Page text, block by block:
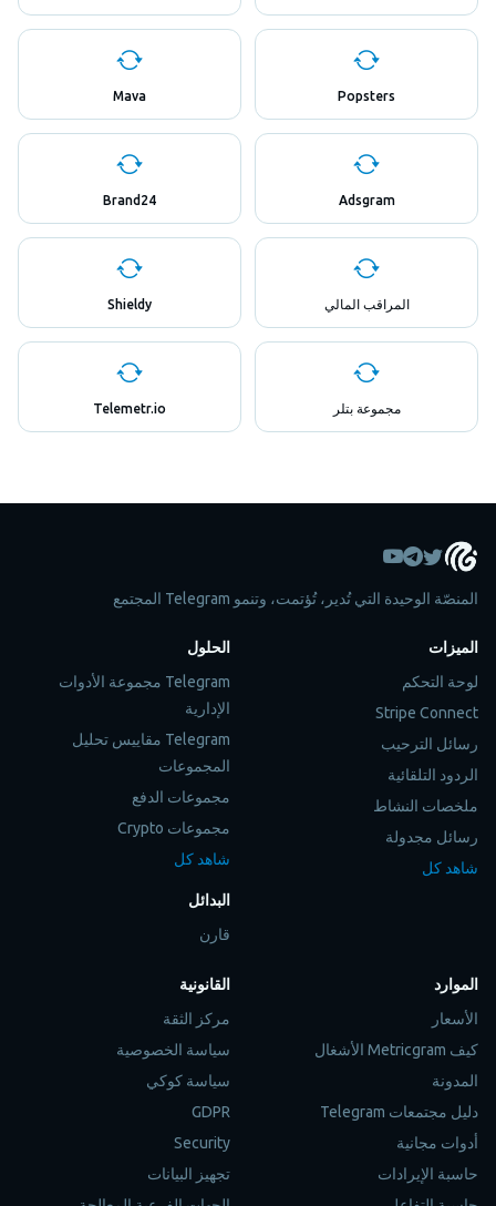
Popsters
Mava
Adsgram
Brand24
المراقب المالي Shieldy
مجموعة بتلر Telemetr.io
المنصّة الوحيدة التي تُدير، تُؤتمت، وتنمو Telegram المجتمع
الميزات
لوحة التحكم
Stripe Connect
رسائل الترحيب
الردود التلقائية
ملخصات النشاط
رسائل مجدولة
شاهد كل
الحلول
Telegram مجموعة الأدوات
الإدارية
Telegram مقاييس تحليل
المجموعات
مجموعات الدفع
مجموعات Crypto
شاهد كل
البدائل
قارن
الموارد
الأسعار
كيف Metricgram الأشغال
المدونة
دليل مجتمعات Telegram
أدوات مجانية
حاسبة الإيرادات
القانونية
مركز الثقة
سياسة الخصوصية
سياسة كوكي
GDPR
Security
تجهيز البيانات